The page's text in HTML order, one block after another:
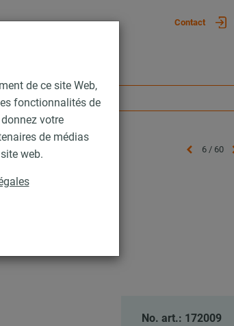
de ce site Web,
fonctionnalités de
votre
de médias
web.
Contact
6 / 60
No. art.: 172009